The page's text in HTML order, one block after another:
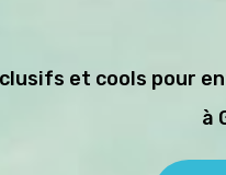
et cools pour
à